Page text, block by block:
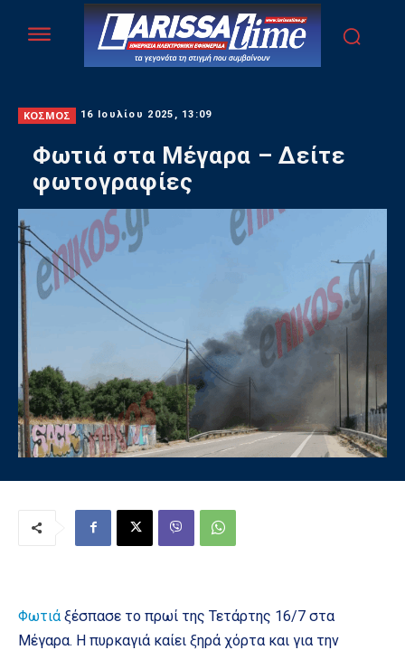
ΚΟΣΜΟΣ 16 Ιουλίου 2025, 13:09
Φωτιά στα Μέγαρα – Δείτε
φωτογραφίες
Φωτιά ξέσπασε το πρωί της Τετάρτης 16/7 στα
Μέγαρα. Η πυρκαγιά καίει ξηρά χόρτα και για την